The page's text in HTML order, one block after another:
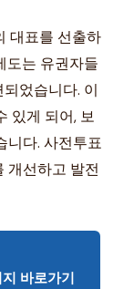
대표를 선출하
도는 유권자들
었습니다. 이
있게 되어, 보
니다. 사전투표
개선하고 발전
바로가기